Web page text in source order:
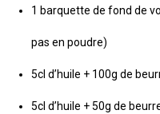
1 barquette de fond de
pas en poudre)
5cl d’huile + 100g de
5cl d’huile + 50g de